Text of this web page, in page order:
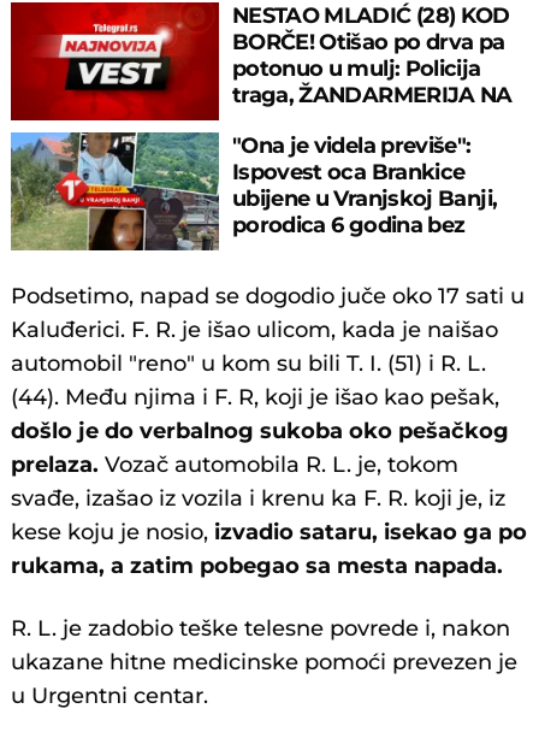
NESTAO MLADIĆ (28) KOD
BORČE! Otišao po drva pa
potonuo u mulj: Policija
traga, ŽANDARMERIJA NA
"Ona je videla previše":
Ispovest oca Brankice
ubijene u Vranjskoj Banji,
porodica 6 godina bez
Podsetimo, napad se dogodio juče oko 17 sati u
Kaluđerici. F. R. je išao ulicom, kada je naišao
automobil "reno" u kom su bili T. I. (51) i R. L.
(44). Među njima i F. R, koji je išao kao pešak,
došlo je do verbalnog sukoba oko pešačkog
prelaza.Vozač automobila R. L. je, tokom
svađe, izašao iz vozila i krenu ka F. R. koji je, iz
kese koju je nosio, izvadio sataru, isekao ga po
rukama, a zatim pobegao sa mesta napada.
R. L. je zadobio teške telesne povrede i, nakon
ukazane hitne medicinske pomoći prevezen je
u Urgentni centar.